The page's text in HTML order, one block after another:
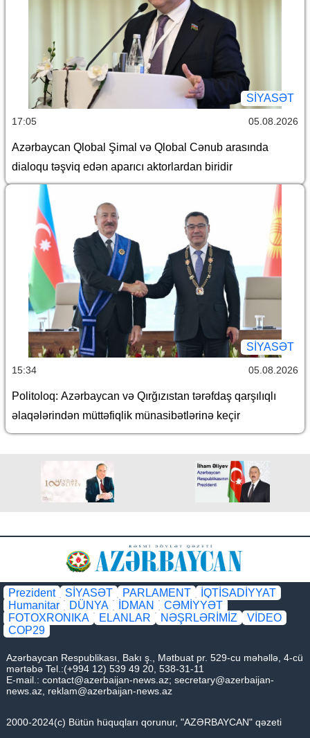
SİYASƏT
17:05 05.08.2026
Azərbaycan Qlobal Şimal və Qlobal Cənub arasında
dialoqu təşviq edən aparıcı aktorlardan biridir
SİYASƏT
15:34 05.08.2026
Politoloq: Azərbaycan və Qırğızıstan tərəfdaş qarşılıqlı
əlaqələrindən müttəfiqlik münasibətlərinə keçir
Prezident SİYASƏT PARLAMENT
İQTİSADİYYAT
Humanitar
DÜNYA İDMAN
CƏMİYYƏT
FOTOXRONIKA
ELANLAR NƏŞRLƏRİMİZ
VİDEO
COP29
Azərbaycan Respublikası, Bakı ş., Mətbuat pr. 529-cu məhəllə, 4-cü
mərtəbə Tel.:(+994 12) 539 49 20, 538-31-11
E-mail.: contact@azerbaijan-news.az; secretary@azerbaijan-
news.az, reklam@azerbaijan-news.az
2000-2024(c) Bütün hüquqları qorunur, "AZƏRBAYCAN" qəzeti